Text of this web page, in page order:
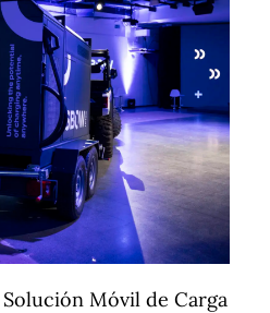
Solución Móvil de Carga